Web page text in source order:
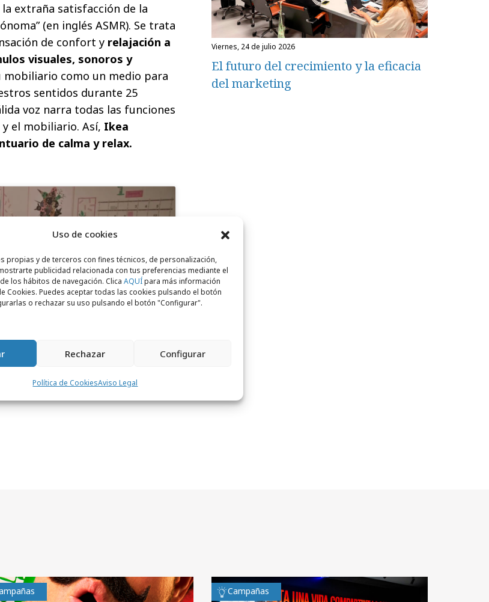
Uso de cookies
propias y de terceros con fines técnicos, de personalización,
publicidad relacionada con tus preferencias mediante el
los hábitos de navegación. Clica AQUÍpara más información
Cookies. Puedes aceptar todas las cookies pulsando el botón
o rechazar su uso pulsando el botón "Configurar".
Rechazar Configurar
Política de CookiesAviso Legal
la extraña satisfacción de la
(en inglés ASMR). Se trata
de confort y relajación a
visuales, sonoros y
mobiliario como un medio para
sentidos durante 25
voz narra todas las funciones
el mobiliario. Así, Ikea
de calma y relax.
de marketing
contenido
viernes, 24 de julio 2026
El futuro del crecimiento y la eficacia
del marketing
Campañas